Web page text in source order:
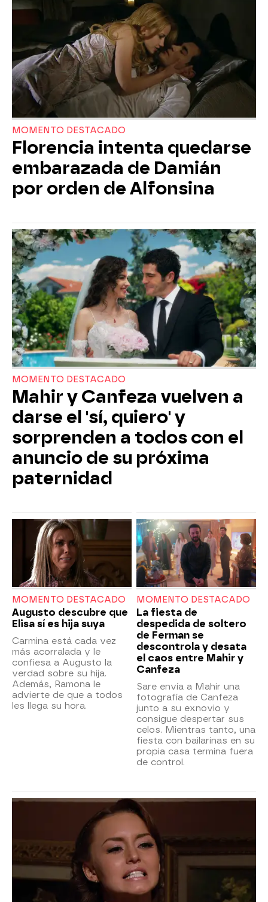
MOMENTO DESTACADO
Florencia intenta quedarse
embarazada de Damián
por orden de Alfonsina
MOMENTO DESTACADO
Mahir y Canfeza vuelven a
darse el 'sí, quiero' y
sorprenden a todos con el
anuncio de su próxima
paternidad
MOMENTO DESTACADO
Augusto descubre que
Elisa sí es hija suya
Carmina está cada vez
más acorralada y le
confiesa a Augusto la
verdad sobre su hija.
Además, Ramona le
advierte de que a todos
les llega su hora.
MOMENTO DESTACADO
La fiesta de
despedida de soltero
de Ferman se
descontrola y desata
el caos entre Mahir y
Canfeza
Sare envía a Mahir una
fotografía de Canfeza
junto a su exnovio y
consigue despertar sus
celos. Mientras tanto, una
fiesta con bailarinas en su
propia casa termina fuera
de control.